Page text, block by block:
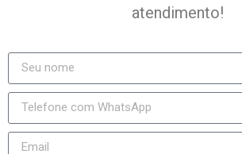
atendimento!